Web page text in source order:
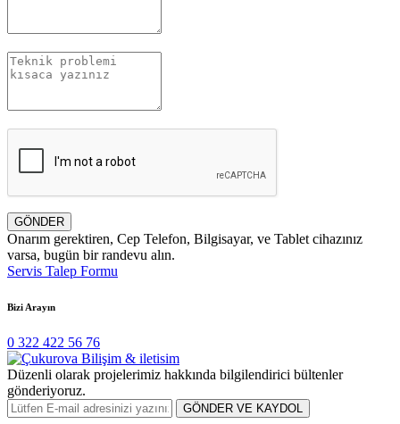
GÖNDER
Onarım gerektiren, Cep Telefon, Bilgisayar, ve Tablet cihazınız
varsa, bugün bir randevu alın.
Servis Talep Formu
Bizi Arayın
0 322 422 56 76
Düzenli olarak projelerimiz hakkında bilgilendirici bültenler
gönderiyoruz.
GÖNDER VE KAYDOL